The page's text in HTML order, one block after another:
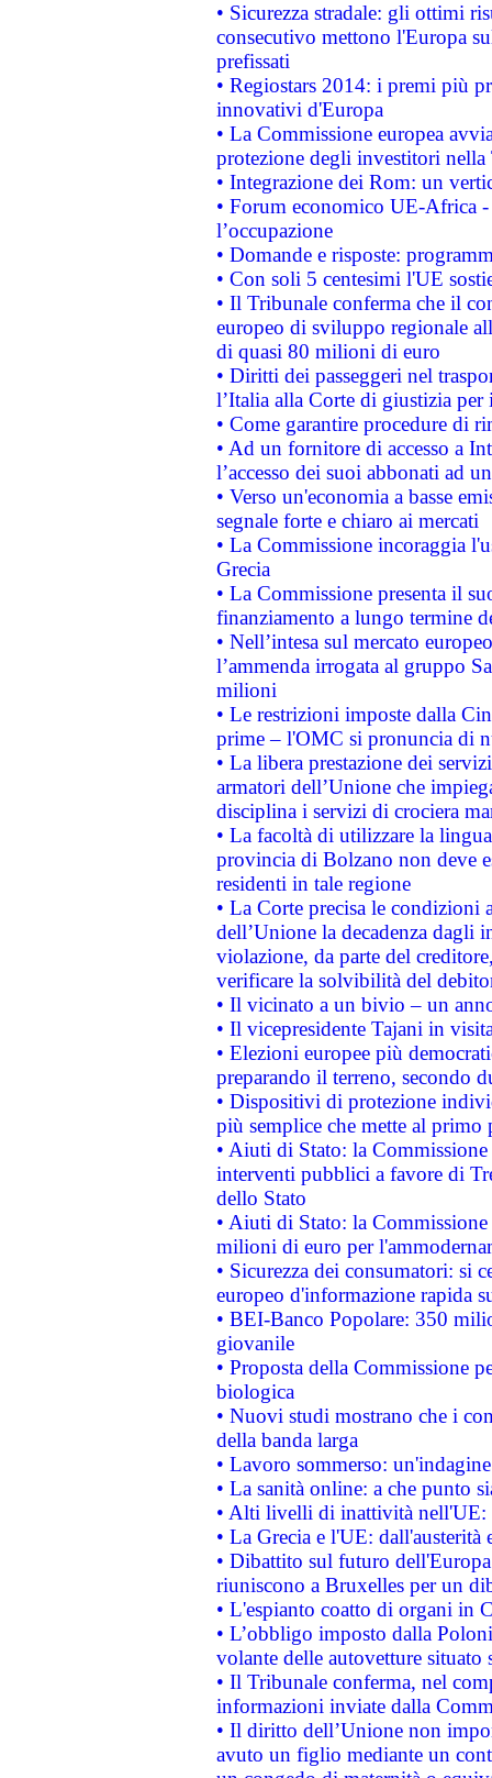
• Sicurezza stradale: gli ottimi
consecutivo mettono l'Europa
prefissati
• Regiostars 2014: i premi più
innovativi d'Europa
• La Commissione europea
protezione degli investitori
• Integrazione dei Rom: un
• Forum economico UE-Africa -
l’occupazione
• Domande e risposte:
• Con soli 5 centesimi l'UE
• Il Tribunale conferma che il
europeo di sviluppo regionale
di quasi 80 milioni di euro
• Diritti dei passeggeri nel
l’Italia alla Corte di giustizia
• Come garantire procedure di
• Ad un fornitore di accesso a
l’accesso dei suoi abbonati ad
• Verso un'economia a basse
segnale forte e chiaro ai mercati
• La Commissione incoraggia
Grecia
• La Commissione presenta il
finanziamento a lungo termine
• Nell’intesa sul mercato
l’ammenda irrogata al gruppo
milioni
• Le restrizioni imposte dalla
prime – l'OMC si pronuncia di
• La libera prestazione dei
armatori dell’Unione che
disciplina i servizi di crociera
• La facoltà di utilizzare la
provincia di Bolzano non deve
residenti in tale regione
• La Corte precisa le
dell’Unione la decadenza dagli
violazione, da parte del
verificare la solvibilità del
• Il vicinato a un bivio – un
• Il vicepresidente Tajani in
• Elezioni europee più
preparando il terreno, secondo
• Dispositivi di protezione
più semplice che mette al primo
• Aiuti di Stato: la
interventi pubblici a favore di
dello Stato
• Aiuti di Stato: la
milioni di euro per
• Sicurezza dei consumatori: si
europeo d'informazione rapida
• BEI-Banco Popolare: 350
giovanile
• Proposta della Commissione
biologica
• Nuovi studi mostrano che i
della banda larga
• Lavoro sommerso:
• La sanità online: a che punto
• Alti livelli di inattività nell'UE:
• La Grecia e l'UE: dall'austerità
• Dibattito sul futuro
riuniscono a Bruxelles per un
• L'espianto coatto di organi in
• L’obbligo imposto dalla
volante delle autovetture
• Il Tribunale conferma, nel
informazioni inviate dalla
• Il diritto dell’Unione non
avuto un figlio mediante un